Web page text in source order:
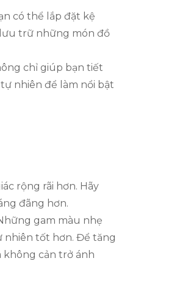
có thể lắp đặt kệ
trữ những món đồ
chỉ giúp bạn tiết
nhiên để làm nổi bật
rộng rãi hơn. Hãy
đãng hơn.
gam màu nhẹ
nhiên tốt hơn. Để tăng
không cản trở ánh